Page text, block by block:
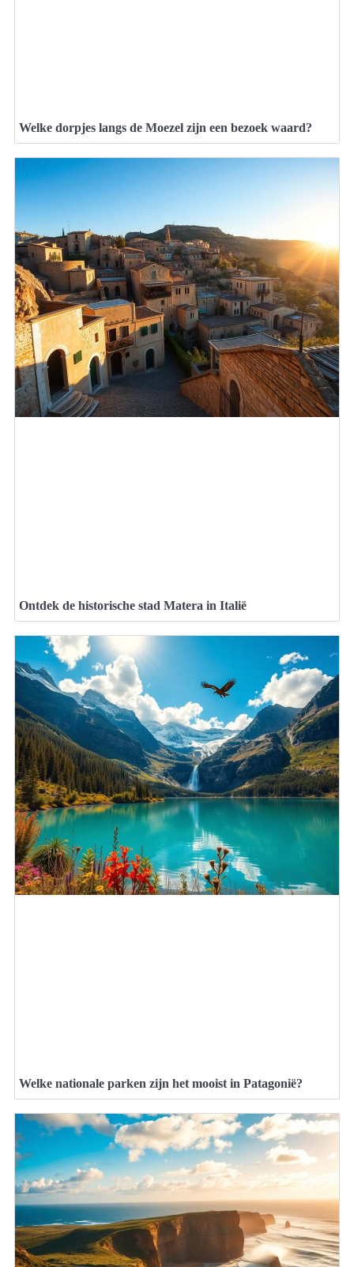
Welke dorpjes langs de Moezel zijn een bezoek waard?
Ontdek de historische stad Matera in Italië
Welke nationale parken zijn het mooist in Patagonië?